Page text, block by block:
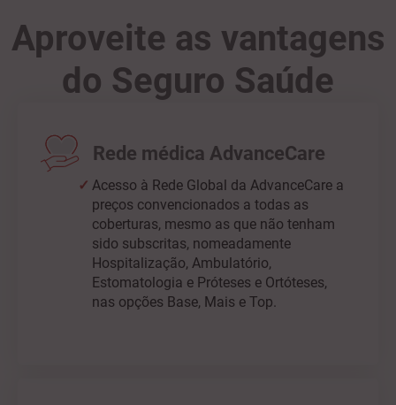
Aproveite as vantagens
do Seguro Saúde
Rede médica AdvanceCare
Acesso à Rede Global da AdvanceCare a
preços convencionados a todas as
coberturas, mesmo as que não tenham
sido subscritas, nomeadamente
Hospitalização, Ambulatório,
Estomatologia e Próteses e Ortóteses,
nas opções Base, Mais e Top.